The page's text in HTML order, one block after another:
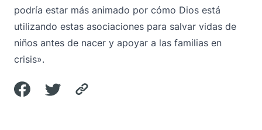
podría estar más animado por cómo Dios está
utilizando estas asociaciones para salvar vidas de
niños antes de nacer y apoyar a las familias en
crisis».